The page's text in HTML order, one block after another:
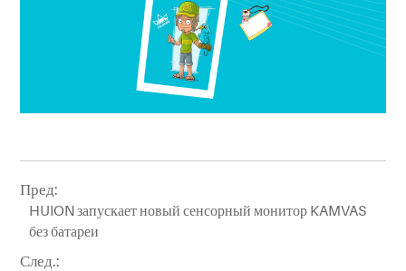
Пред:
HUION запускает новый сенсорный монитор KAMVAS
без батареи
След.: